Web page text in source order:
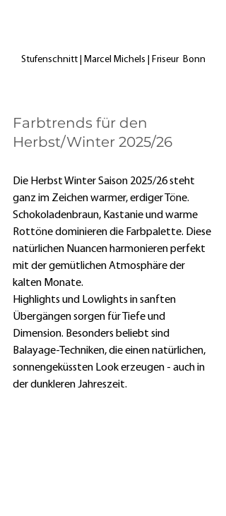
Stufenschnitt | Marcel Michels | Friseur  Bonn
Farbtrends für den
Herbst/Winter 2025/26
Die Herbst Winter Saison 2025/26 steht
ganz im Zeichen warmer, erdiger Töne.
Schokoladenbraun, Kastanie und warme
Rottöne dominieren die Farbpalette. Diese
natürlichen Nuancen harmonieren perfekt
mit der gemütlichen Atmosphäre der
kalten Monate.
Highlights und Lowlights in sanften
Übergängen sorgen für Tiefe und
Dimension. Besonders beliebt sind
Balayage-Techniken, die einen natürlichen,
sonnengeküssten Look erzeugen - auch in
der dunkleren Jahreszeit.